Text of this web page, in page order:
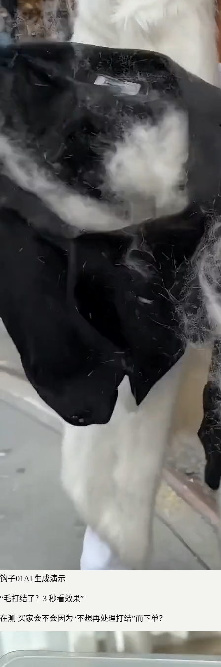
钩子01 AI 生成演示
“毛打结了？3 秒看效果”
在测 买家会不会因为“不想再处理打结”而下单？